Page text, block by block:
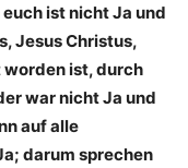
ist nicht Ja und
Jesus Christus,
ist, durch
war nicht Ja und
auf alle
darum sprechen